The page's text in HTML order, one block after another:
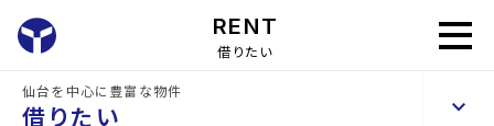
RENT
借りたい
仙台を中心に豊富な物件
借りたい keyboard_arrow_up
賃貸マンション GRANDIA卸町